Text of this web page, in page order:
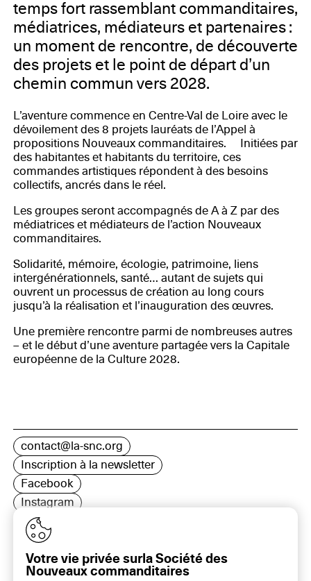
temps fort rassemblant commanditaires,
médiatrices, médiateurs et partenaires :
un moment de rencontre, de découverte
des projets et le point de départ d’un
chemin commun vers 2028.
L’aventure commence en Centre-Val de Loire avec le
dévoilement des 8 projets lauréats de l’Appel à
propositions Nouveaux commanditaires. Initiées par
des habitantes et habitants du territoire, ces
commandes artistiques répondent à des besoins
collectifs, ancrés dans le réel.
Les groupes seront accompagnés de A à Z par des
médiatrices et médiateurs de l’action Nouveaux
commanditaires.
Solidarité, mémoire, écologie, patrimoine, liens
intergénérationnels, santé… autant de sujets qui
ouvrent un processus de création au long cours
jusqu’à la réalisation et l’inauguration des œuvres.
Une première rencontre parmi de nombreuses autres
– et le début d’une aventure partagée vers la Capitale
européenne de la Culture 2028.
contact@la-snc.org
Inscription à la newsletter
Facebook
Instagram
LinkedIn
Votre vie privée surla Société des
Nouveaux commanditaires